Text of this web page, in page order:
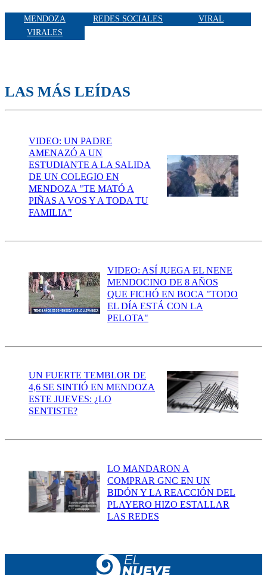
MENDOZA REDES SOCIALES
VIRAL
VIRALES
LAS MÁS LEÍDAS
VIDEO: UN PADRE
AMENAZÓ A UN
ESTUDIANTE A LA SALIDA
DE UN COLEGIO EN
MENDOZA "TE MATÓ A
PIÑAS A VOS Y A TODA TU
FAMILIA"
VIDEO: ASÍ JUEGA EL NENE
MENDOCINO DE 8 AÑOS
QUE FICHÓ EN BOCA "TODO
EL DÍA ESTÁ CON LA
PELOTA"
UN FUERTE TEMBLOR DE
4,6 SE SINTIÓ EN MENDOZA
ESTE JUEVES: ¿LO
SENTISTE?
LO MANDARON A
COMPRAR GNC EN UN
BIDÓN Y LA REACCIÓN DEL
PLAYERO HIZO ESTALLAR
LAS REDES